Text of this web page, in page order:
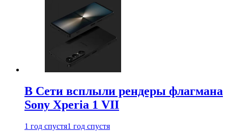
В Сети всплыли рендеры флагмана
Sony Xperia 1 VII
1 год спустя1 год спустя